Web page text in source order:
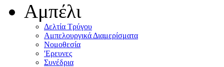
Αμπέλι
Δελτία Τρύγου
Αμπελουργικά Διαμερίσματα
Nομοθεσία
'Eρευνες
Συνέδρια